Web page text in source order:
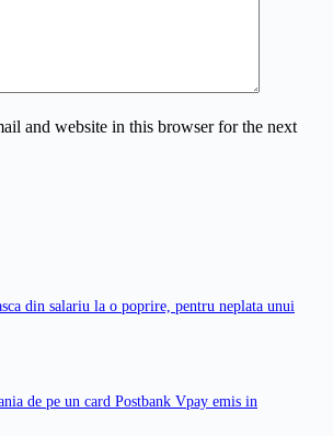
and website in this browser for the next
din salariu la o poprire, pentru neplata unui
de pe un card Postbank Vpay emis in